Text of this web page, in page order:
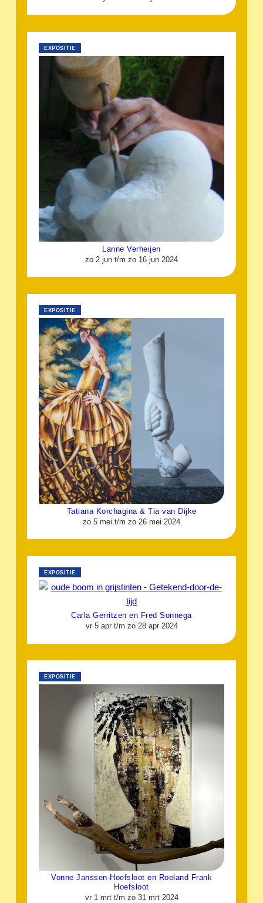
EXPOSITIE
Lanne Verheijen
zo 2 jun t/m zo 16 jun 2024
EXPOSITIE
Tatiana Korchagina & Tia van Dijke
zo 5 mei t/m zo 26 mei 2024
EXPOSITIE
Carla Gerritzen en Fred Sonnega
vr 5 apr t/m zo 28 apr 2024
EXPOSITIE
Vonne Janssen-Hoefsloot en Roeland Frank
Hoefsloot
vr 1 mrt t/m zo 31 mrt 2024